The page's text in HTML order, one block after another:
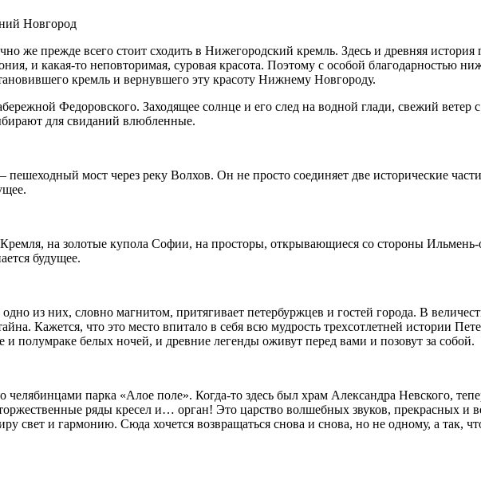
Новгород
же прежде всего стоит сходить в Нижегородский кремль. Здесь и древняя
и какая-то неповторимая, суровая красота. Поэтому с особой благодарностью
кремль и вернувшего эту красоту Нижнему Новгороду.
Федоровского. Заходящее солнце и его след на водной глади, свежий
для свиданий влюбленные.
мост через реку Волхов. Он не просто соединяет две исторические
на золотые купола Софии, на просторы, открывающиеся со стороны Ильмень-
будущее.
из них, словно магнитом, притягивает петербуржцев и гостей города. В
Кажется, что это место впитало в себя всю мудрость трехсотлетней истории
полумраке белых ночей, и древние легенды оживут перед вами и позовут за собой.
парка «Алое поле». Когда-то здесь был храм Александра Невского,
ряды кресел и… орган! Это царство волшебных звуков, прекрасных и
свет и гармонию. Сюда хочется возвращаться снова и снова, но не одному, а так,